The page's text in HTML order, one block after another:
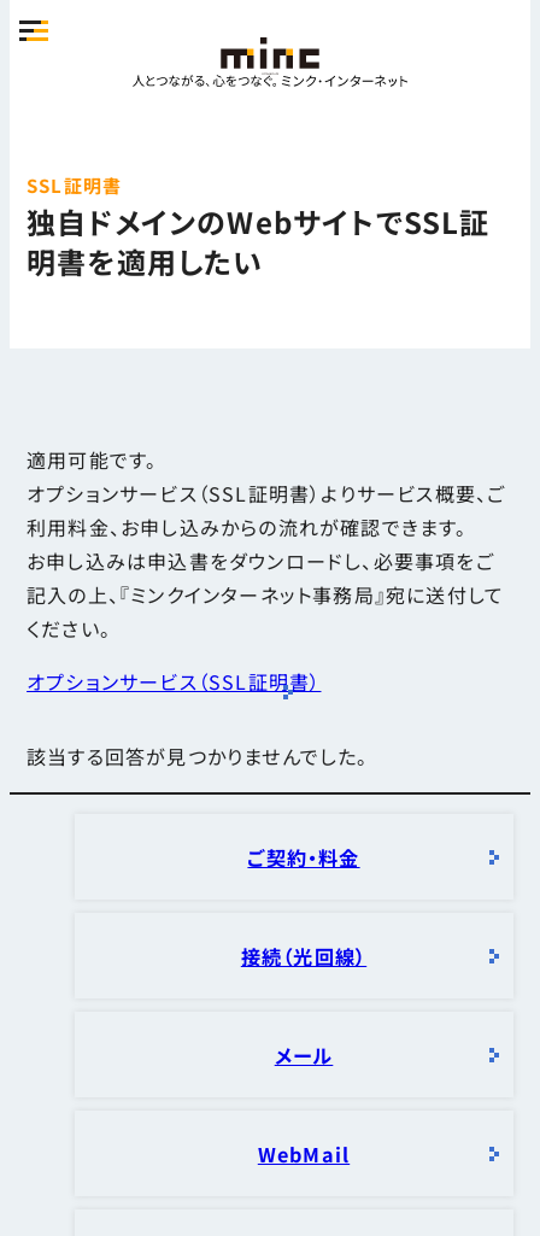
SSL証明書
独自ドメインのWebサイトでSSL証
明書を適用したい
適用可能です。
オプションサービス（SSL証明書）よりサービス概要、ご
利用料金、お申し込みからの流れが確認できます。
お申し込みは申込書をダウンロードし、必要事項をご
記入の上、『ミンクインターネット事務局』宛に送付して
ください。
オプションサービス（SSL証明書）
該当する回答が見つかりませんでした。
ご契約・料金
接続（光回線）
メール
WebMail